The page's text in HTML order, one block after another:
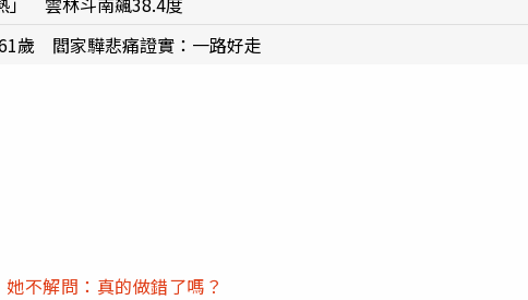
歲 閻家驊悲痛證實：一路好走
不解問：真的做錯了嗎？